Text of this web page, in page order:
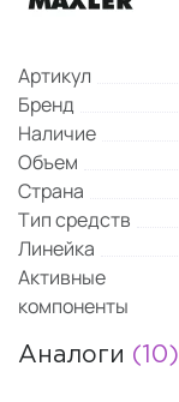
Артикул
Бренд
Наличие
Объем
Страна
Тип средств
Линейка
Активные
компоненты
Аналоги (10)